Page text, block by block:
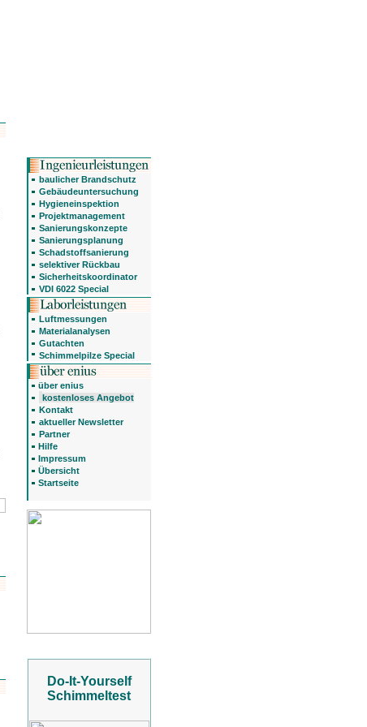
baulicher Brandschutz
Gebäudeuntersuchung
Hygieneinspektion
Projektmanagement
Sanierungskonzepte
Sanierungsplanung
Schadstoffsanierung
selektiver Rückbau
Sicherheitskoordinator
VDI 6022 Special
Luftmessungen
Materialanalysen
Gutachten
Schimmelpilze Special
über enius
kostenloses Angebot
Kontakt
aktueller Newsletter
Partner
Hilfe
Impressum
Übersicht
Startseite
Do-It-Yourself
Schimmeltest